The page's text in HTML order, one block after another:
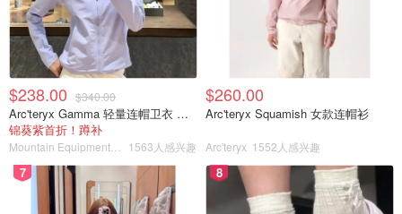
$238.00 $340.00
Arc'teryx Gamma 轻量连帽卫衣 女款
锦葵紫首折！蹲补
1563人感兴趣
$260.00
Arc'teryx Squamish 女款连帽衫
Arc'teryx 1552人感兴趣
7 8